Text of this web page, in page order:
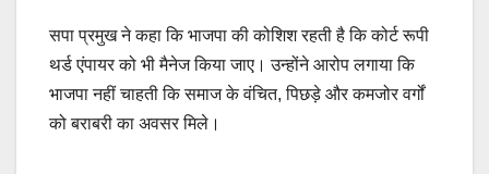
सपा प्रमुख ने कहा कि भाजपा की कोशिश रहती है कि कोर्ट रूपी
थर्ड एंपायर को भी मैनेज किया जाए। उन्होंने आरोप लगाया कि
भाजपा नहीं चाहती कि समाज के वंचित, पिछड़े और कमजोर वर्गों
को बराबरी का अवसर मिले।